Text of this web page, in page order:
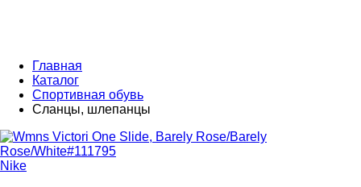
Главная
Каталог
Спортивная обувь
Сланцы, шлепанцы
Nike